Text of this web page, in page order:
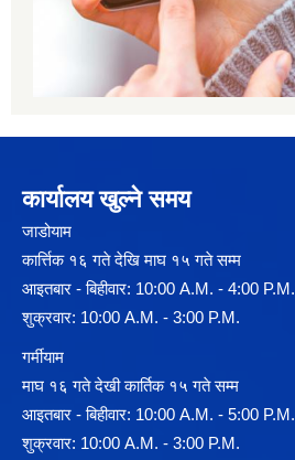
कार्यालय खुल्ने समय
जाडोयाम
कार्त्तिक १६ गते देखि माघ १५ गते सम्म
आइतबार - बिहीवार: 10:00 A.M. - 4:00 P.M.
शुक्रवार: 10:00 A.M. - 3:00 P.M.
गर्मीयाम
माघ १६ गते देखी कार्तिक १५ गते सम्म
आइतबार - बिहीवार: 10:00 A.M. - 5:00 P.M.
शुक्रवार: 10:00 A.M. - 3:00 P.M.